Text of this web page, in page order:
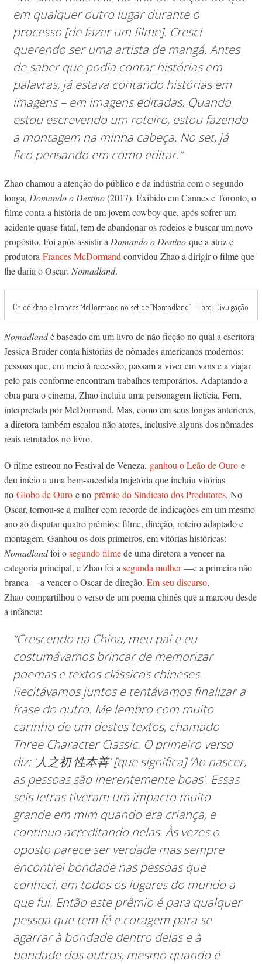
em qualquer outro lugar durante o
processo [de fazer um filme]. Cresci
querendo ser uma artista de mangá. Antes
de saber que podia contar histórias em
palavras, já estava contando histórias em
imagens – em imagens editadas. Quando
estou escrevendo um roteiro, estou fazendo
a montagem na minha cabeça. No set, já
fico pensando em como editar.”
Zhao chamou a atenção do público e da indústria com o segundo
longa, Domando o Destino(2017). Exibido em Cannes e Toronto, o
filme conta a história de um jovem cowboy que, após sofrer um
acidente quase fatal, tem de abandonar os rodeios e buscar um novo
propósito. Foi após assistir a Domando o Destinoque a atriz e
produtora Frances McDormand convidou Zhao a dirigir o filme que
lhe daria o Oscar: Nomadland.
Chloé Zhao e Frances McDormand no set de “Nomadland” – Foto: Divulgação
Nomadlandé baseado em um livro de não ficção no qual a escritora
Jessica Bruder conta histórias de nômades americanos modernos:
pessoas que, em meio à recessão, passam a viver em vans e a viajar
pelo país conforme encontram trabalhos temporários. Adaptando a
obra para o cinema, Zhao incluiu uma personagem fictícia, Fern,
interpretada por McDormand. Mas, como em seus longas anteriores,
a diretora também escalou não atores, inclusive alguns dos nômades
reais retratados no livro.
O filme estreou no Festival de Veneza, ganhou o Leão de Ouroe
deu início a uma bem-sucedida trajetória que incluiu vitórias
no Globo de Ouroe no prêmio do Sindicato dos Produtores. No
Oscar, tornou-se a mulher com recorde de indicações em um mesmo
ano ao disputar quatro prêmios: filme, direção, roteiro adaptado e
montagem. Ganhou os dois primeiros, em vitórias históricas:
Nomadlandfoi osegundo filmede uma diretora a vencer na
categoria principal, e Zhao foi asegunda mulher—e a primeira não
branca— a vencer o Oscar de direção. Em seu discurso,
Zhao compartilhou o verso de um poema chinês que a marcou desde
a infância:
“Crescendo na China, meu pai e eu
costumávamos brincar de memorizar
poemas e textos clássicos chineses.
Recitávamos juntos e tentávamos finalizar a
frase do outro. Me lembro com muito
carinho de um destes textos, chamado
Three Character Classic. O primeiro verso
diz: ‘ 人之初 性本善’ [que significa] ‘Ao nascer,
as pessoas são inerentemente boas’. Essas
seis letras tiveram um impacto muito
grande em mim quando era criança, e
continuo acreditando nelas. Às vezes o
oposto parece ser verdade mas sempre
encontrei bondade nas pessoas que
conheci, em todos os lugares do mundo a
que fui. Então este prêmio é para qualquer
pessoa que tem fé e coragem para se
agarrar à bondade dentro delas e à
bondade dos outros, mesmo quando é